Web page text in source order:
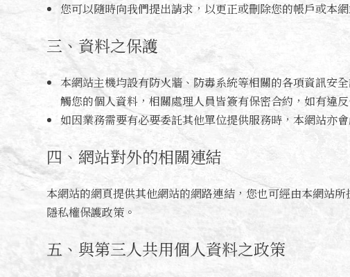
您可以隨時向我們提出請求，以更正或刪除您的帳戶或本
三、資料之保護
本網站主機均設有防火牆、防毒系統等相關的各項資訊安
觸您的個人資料，相關處理人員皆簽有保密合約，如有違
如因業務需要有必要委託其他單位提供服務時，本網站亦
四、網站對外的相關連結
本網站的網頁提供其他網站的網路連結，您也可經由本網站
隱私權保護政策。
五、與第三人共用個人資料之政策